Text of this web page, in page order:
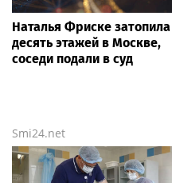
Наталья Фриске затопила
десять этажей в Москве,
соседи подали в суд
Smi24.net